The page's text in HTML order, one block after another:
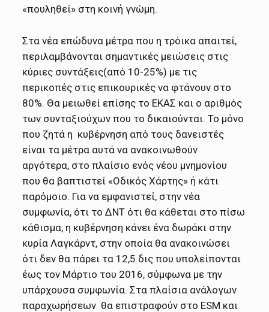
«πουληθεί» στη κοινή γνώμη.
Στα νέα επώδυνα μέτρα που η τρόικα απαιτεί,
περιλαμβάνονται σημαντικές μειώσεις στις
κύριες συντάξεις(από 10-25%) με τις
περικοπές στις επικουρικές να φτάνουν στο
80%. Θα μειωθεί επίσης το ΕΚΑΣ και ο αριθμός
των συνταξιούχων που το δικαιούνται. Το μόνο
που ζητά η κυβέρνηση από τους δανειστές
είναι τα μέτρα αυτά να ανακοινωθούν
αργότερα, στο πλαίσιο ενός νέου μνημονίου
που θα βαπτιστεί «Οδικός Χάρτης» ή κάτι
παρόμοιο. Για να εμφανιστεί, στην νέα
συμφωνία, ότι το ΔΝΤ ότι θα κάθεται στο πίσω
κάθισμα, η κυβέρνηση κάνει ένα δωράκι στην
κυρία Λαγκάρντ, στην οποία θα ανακοινώσει
ότι δεν θα πάρει τα 12,5 δις που υπολείπονται
έως τον Μάρτιο του 2016, σύμφωνα με την
υπάρχουσα συμφωνία. Στα πλαίσια ανάλογων
παραχωρήσεων θα επιστραφούν στο ESM και